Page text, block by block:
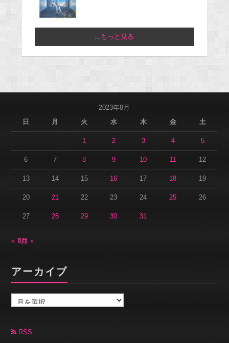
...もっと見る
2023年8月
日
月 火 水 木 金 土
1 2 3 4 5
6 7 8 9 10 11 12
13 14 15 16 17 18 19
20 21 22 23 24 25 26
27 28 29 30 31
« 7月9月 »
アーカイブ
カ
ブ RSS